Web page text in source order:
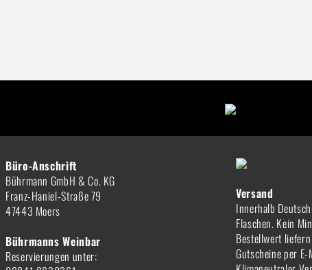
Büro-Anschrift
Bührmann GmbH & Co. KG
Franz-Haniel-Straße 79
47443 Moers
Bührmanns Weinbar
Reservierungen unter:
Versand
Innerhalb
Flaschen. Kein
Bestellwert
Gutscheine per